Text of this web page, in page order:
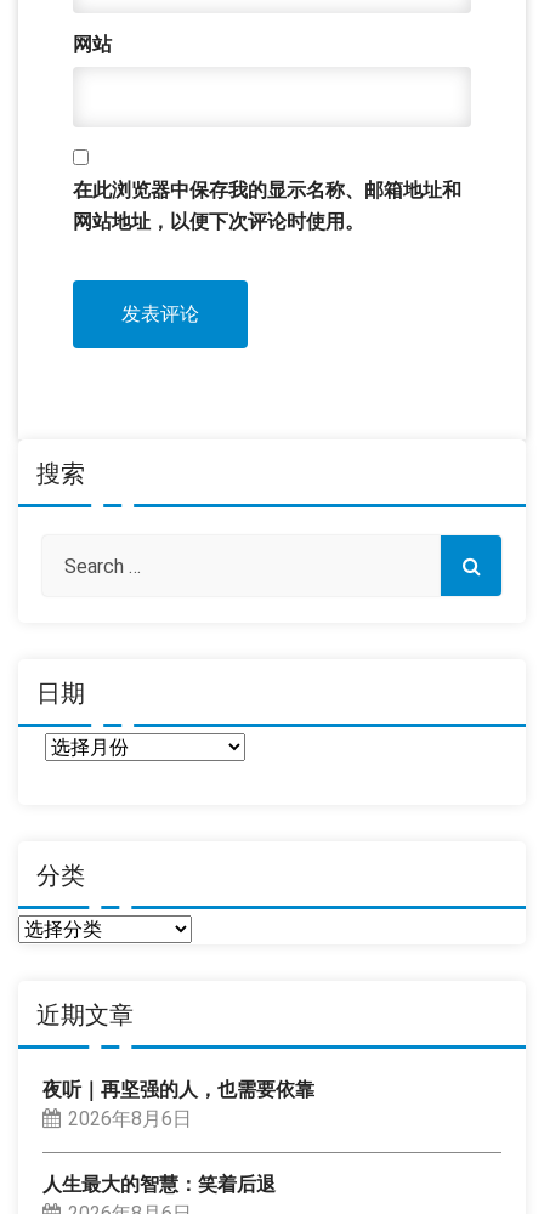
网站
在此浏览器中保存我的显示名称、邮箱地址和
网站地址，以便下次评论时使用。
搜索
日期
分类
分
近期文章
夜听｜再坚强的人，也需要依靠
2026年8月6日
人生最大的智慧：笑着后退